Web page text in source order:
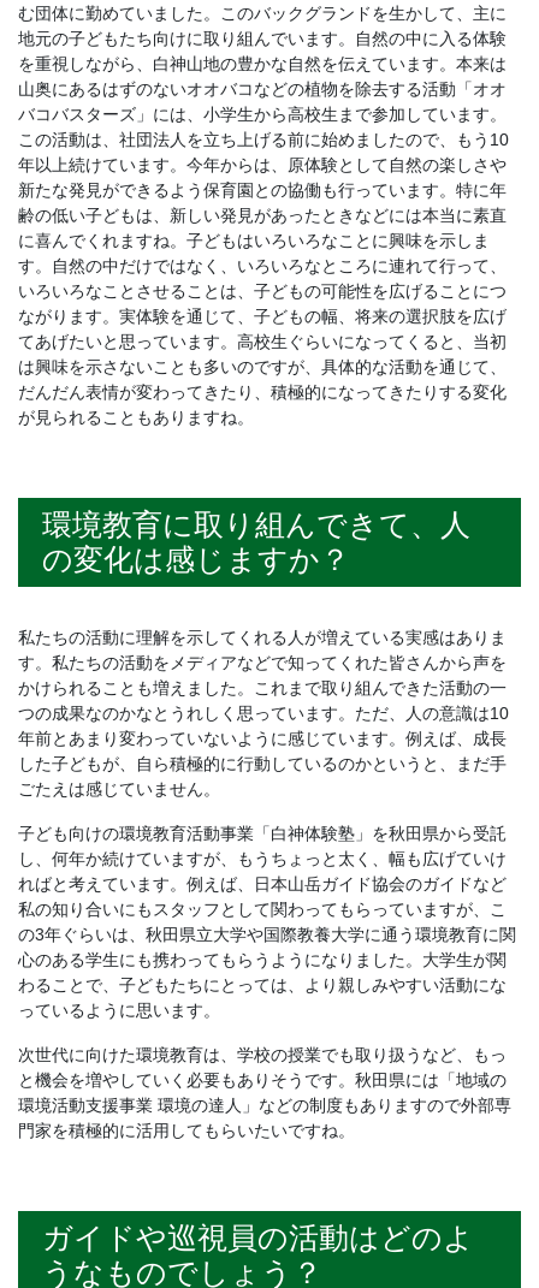
む団体に勤めていました。このバックグランドを生かして、主に
地元の子どもたち向けに取り組んでいます。自然の中に入る体験
を重視しながら、白神山地の豊かな自然を伝えています。本来は
山奥にあるはずのないオオバコなどの植物を除去する活動「オオ
バコバスターズ」には、小学生から高校生まで参加しています。
この活動は、社団法人を立ち上げる前に始めましたので、もう10
年以上続けています。今年からは、原体験として自然の楽しさや
新たな発見ができるよう保育園との協働も行っています。特に年
齢の低い子どもは、新しい発見があったときなどには本当に素直
に喜んでくれますね。子どもはいろいろなことに興味を示しま
す。自然の中だけではなく、いろいろなところに連れて行って、
いろいろなことさせることは、子どもの可能性を広げることにつ
ながります。実体験を通じて、子どもの幅、将来の選択肢を広げ
てあげたいと思っています。高校生ぐらいになってくると、当初
は興味を示さないことも多いのですが、具体的な活動を通じて、
だんだん表情が変わってきたり、積極的になってきたりする変化
が見られることもありますね。
環境教育に取り組んできて、人
の変化は感じますか？
私たちの活動に理解を示してくれる人が増えている実感はありま
す。私たちの活動をメディアなどで知ってくれた皆さんから声を
かけられることも増えました。これまで取り組んできた活動の一
つの成果なのかなとうれしく思っています。ただ、人の意識は10
年前とあまり変わっていないように感じています。例えば、成長
した子どもが、自ら積極的に行動しているのかというと、まだ手
ごたえは感じていません。
子ども向けの環境教育活動事業「白神体験塾」を秋田県から受託
し、何年か続けていますが、もうちょっと太く、幅も広げていけ
ればと考えています。例えば、日本山岳ガイド協会のガイドなど
私の知り合いにもスタッフとして関わってもらっていますが、こ
の3年ぐらいは、秋田県立大学や国際教養大学に通う環境教育に関
心のある学生にも携わってもらうようになりました。大学生が関
わることで、子どもたちにとっては、より親しみやすい活動にな
っているように思います。
次世代に向けた環境教育は、学校の授業でも取り扱うなど、もっ
と機会を増やしていく必要もありそうです。秋田県には「地域の
環境活動支援事業 環境の達人」などの制度もありますので外部専
門家を積極的に活用してもらいたいですね。
ガイドや巡視員の活動はどのよ
うなものでしょう？